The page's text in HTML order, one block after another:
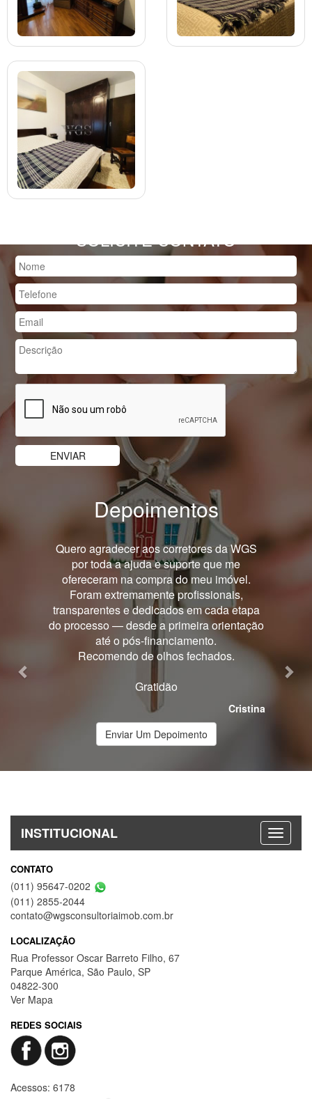
SOLICITE CONTATO
Depoimentos
Quero agradecer pelo excelente trabalho
realizado durante todo o processo de
compra da minha casa. A atuação foi
sempre transparente, ágil e extremamente
competente, o que trouxe muita segurança
em cada etapa.
Recomendo fortemente para qualquer
um imóvel — profissional dedicado, gentil e
que realmente faz a diferença.
Enviar Um Depoimento
INSTITUCIONAL
CONTATO
(011) 95647-0202
(011) 2855-2044
LOCALIZAÇÃO
Rua Professor Oscar Barreto Filho, 67
Parque América, São Paulo, SP
04822-300
REDES SOCIAIS